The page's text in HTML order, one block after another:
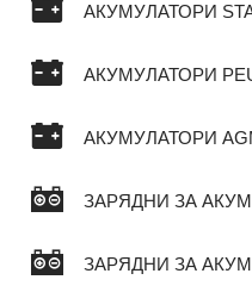
АКУМУЛАТОРИ
АКУМУЛАТОРИ
АКУМУЛАТОРИ
ЗАРЯДНИ ЗА
ЗАРЯДНИ ЗА